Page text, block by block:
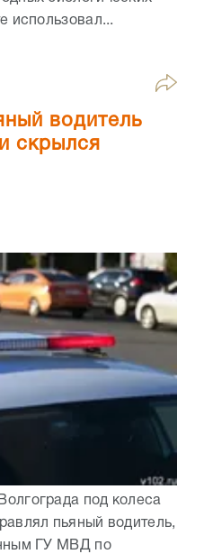
использовал...
водитель
скрылся
под колеса
пьяный водитель,
ГУ МВД по